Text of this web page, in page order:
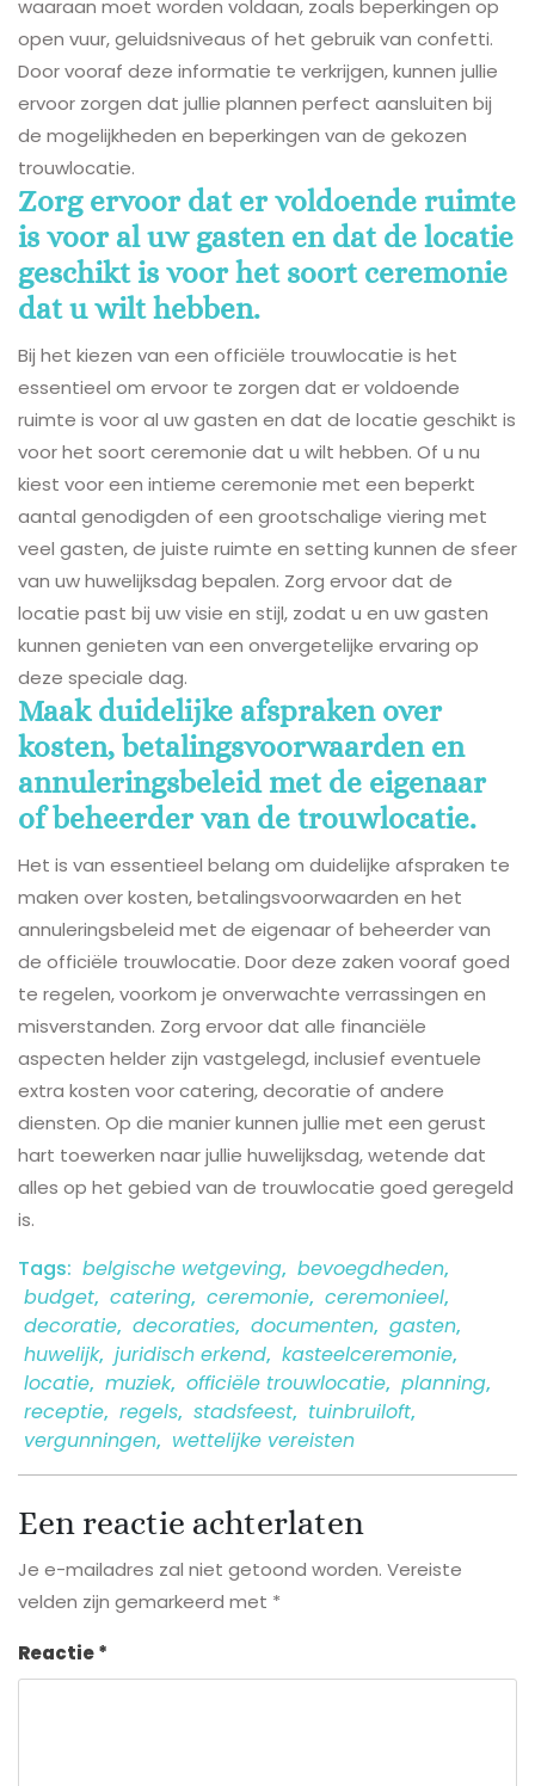
waaraan moet worden voldaan, zoals beperkingen op
open vuur, geluidsniveaus of het gebruik van confetti.
Door vooraf deze informatie te verkrijgen, kunnen jullie
ervoor zorgen dat jullie plannen perfect aansluiten bij
de mogelijkheden en beperkingen van de gekozen
trouwlocatie.
Zorg ervoor dat er voldoende ruimte
is voor al uw gasten en dat de locatie
geschikt is voor het soort ceremonie
dat u wilt hebben.
Bij het kiezen van een officiële trouwlocatie is het
essentieel om ervoor te zorgen dat er voldoende
ruimte is voor al uw gasten en dat de locatie geschikt is
voor het soort ceremonie dat u wilt hebben. Of u nu
kiest voor een intieme ceremonie met een beperkt
aantal genodigden of een grootschalige viering met
veel gasten, de juiste ruimte en setting kunnen de sfeer
van uw huwelijksdag bepalen. Zorg ervoor dat de
locatie past bij uw visie en stijl, zodat u en uw gasten
kunnen genieten van een onvergetelijke ervaring op
deze speciale dag.
Maak duidelijke afspraken over
kosten, betalingsvoorwaarden en
annuleringsbeleid met de eigenaar
of beheerder van de trouwlocatie.
Het is van essentieel belang om duidelijke afspraken te
maken over kosten, betalingsvoorwaarden en het
annuleringsbeleid met de eigenaar of beheerder van
de officiële trouwlocatie. Door deze zaken vooraf goed
te regelen, voorkom je onverwachte verrassingen en
misverstanden. Zorg ervoor dat alle financiële
aspecten helder zijn vastgelegd, inclusief eventuele
extra kosten voor catering, decoratie of andere
diensten. Op die manier kunnen jullie met een gerust
hart toewerken naar jullie huwelijksdag, wetende dat
alles op het gebied van de trouwlocatie goed geregeld
is.
Tags: belgische wetgeving, bevoegdheden,
budget, catering, ceremonie, ceremonieel,
decoratie, decoraties, documenten, gasten,
huwelijk, juridisch erkend, kasteelceremonie,
locatie, muziek, officiële trouwlocatie, planning,
receptie, regels, stadsfeest, tuinbruiloft,
vergunningen, wettelijke vereisten
Een reactie achterlaten
Je e-mailadres zal niet getoond worden. Vereiste
velden zijn gemarkeerd met *
Reactie*